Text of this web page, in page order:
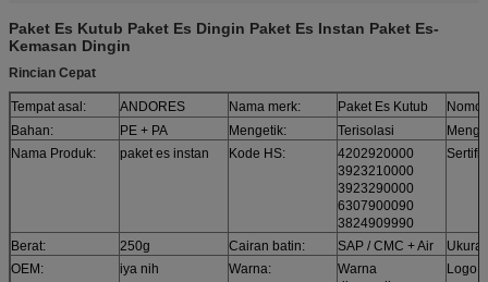
Paket Es Kutub Paket Es Dingin Paket Es Instan Paket Es-
Kemasan Dingin
Rincian Cepat
Tempat asal: ANDORES Nama merk: Paket Es Kutub
Bahan:
PE + PA Mengetik: Terisolasi
Nama Produk:
paket es instan Kode HS:
4202920000
3923210000
3923290000
6307900090
3824909990
Berat: 250g Cairan batin: SAP / CMC + Air
OEM:
iya nih Warna:
Warna
Logo: